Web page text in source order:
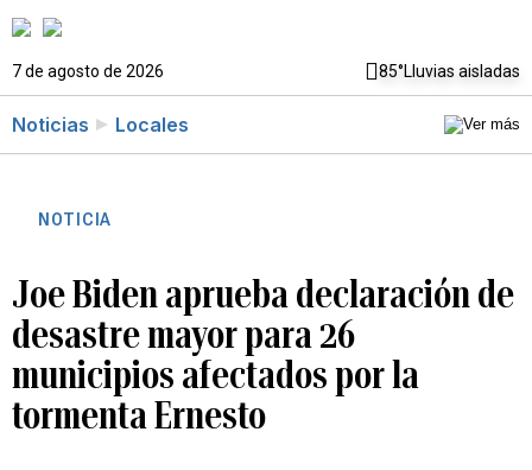
7 de agosto de 2026 85°Lluvias aisladas
Noticias Locales
NOTICIA
Joe Biden aprueba declaración de
desastre mayor para 26
municipios afectados por la
tormenta Ernesto